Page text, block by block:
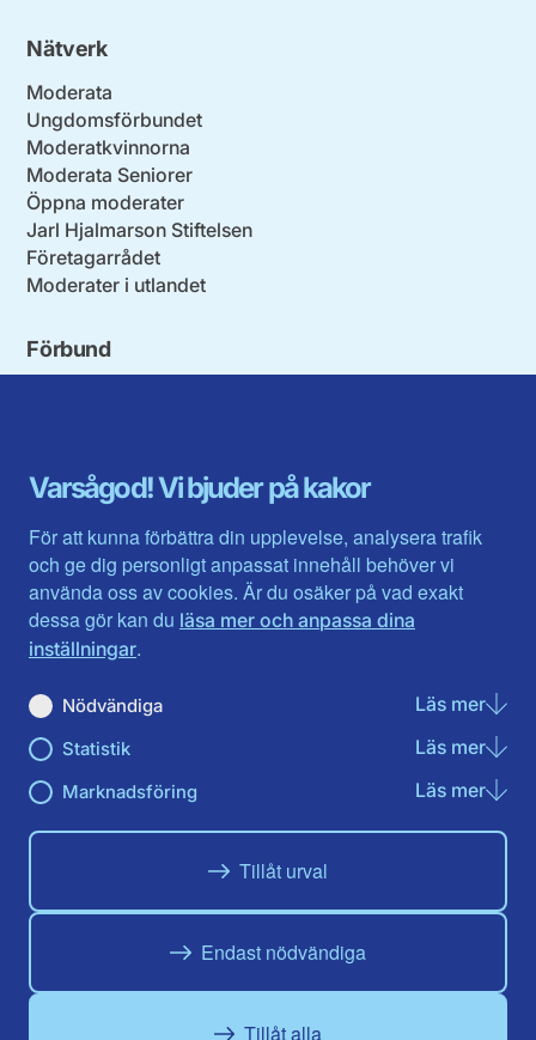
Varsågod! Vi bjuder på kakor
För att kunna förbättra din upplevelse, analysera trafik
och ge dig personligt anpassat innehåll behöver vi
använda oss av cookies. Är du osäker på vad exakt
dessa gör kan du läsa mer och anpassa dina
inställningar.
Nödvändiga Läs merom
Statistik Läs merom
Marknadsföring Läs merom
Tillåt urval
Endast nödvändiga
Tillåt alla
Nätverk
Moderata
Ungdomsförbundet
Moderatkvinnorna
Moderata Seniorer
Öppna moderater
Jarl Hjalmarson Stiftelsen
Företagarrådet
Moderater i utlandet
Förbund
Gävleborg
Halland
Jämtlands län
Jönköpings län
Kalmar län
Kronobergs län
Norrbotten
Skåne län
Värmlands län
Västerbotten
Västra Götaland
Västernorrland
Västmanland
Örebro län
Östergötland
Du hittar oss här på sociala medier
Facebook
Instagram